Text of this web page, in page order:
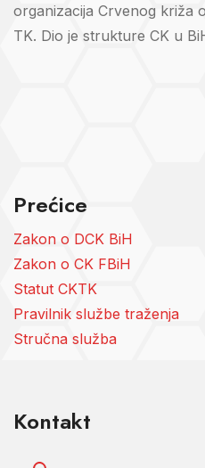
organizacija Crvenog križa
TK. Dio je strukture CK u
Prećice
Zakon o DCK BiH
Zakon o CK FBiH
Statut CKTK
Pravilnik službe traženja
Stručna služba
Kontakt